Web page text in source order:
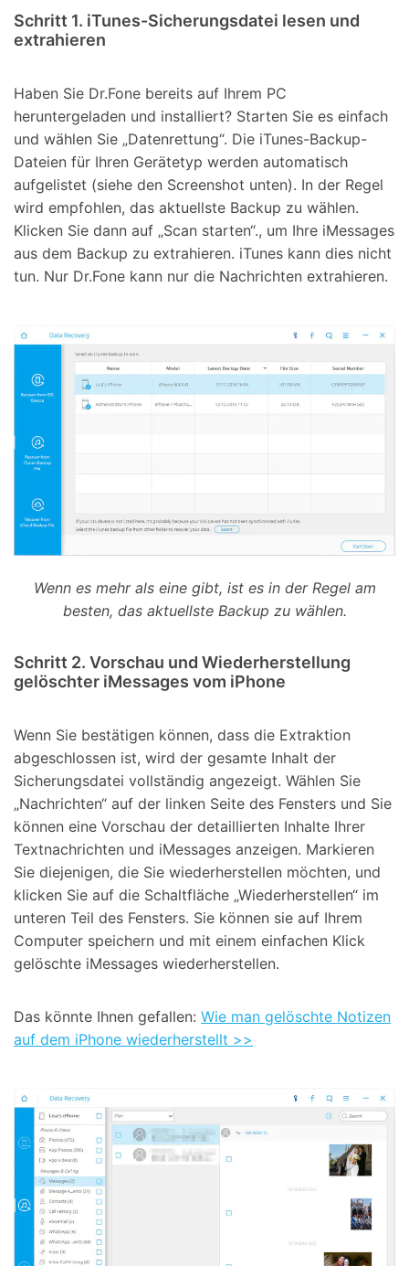
Schritt 1. iTunes-Sicherungsdatei lesen und
extrahieren
Haben Sie Dr.Fone bereits auf Ihrem PC
heruntergeladen und installiert? Starten Sie es einfach
und wählen Sie „Datenrettung“. Die iTunes-Backup-
Dateien für Ihren Gerätetyp werden automatisch
aufgelistet (siehe den Screenshot unten). In der Regel
wird empfohlen, das aktuellste Backup zu wählen.
Klicken Sie dann auf „Scan starten“., um Ihre iMessages
aus dem Backup zu extrahieren. iTunes kann dies nicht
tun. Nur Dr.Fone kann nur die Nachrichten extrahieren.
Wenn es mehr als eine gibt, ist es in der Regel am
besten, das aktuellste Backup zu wählen.
Schritt 2. Vorschau und Wiederherstellung
gelöschter iMessages vom iPhone
Wenn Sie bestätigen können, dass die Extraktion
abgeschlossen ist, wird der gesamte Inhalt der
Sicherungsdatei vollständig angezeigt. Wählen Sie
„Nachrichten“ auf der linken Seite des Fensters und Sie
können eine Vorschau der detaillierten Inhalte Ihrer
Textnachrichten und iMessages anzeigen. Markieren
Sie diejenigen, die Sie wiederherstellen möchten, und
klicken Sie auf die Schaltfläche „Wiederherstellen“ im
unteren Teil des Fensters. Sie können sie auf Ihrem
Computer speichern und mit einem einfachen Klick
gelöschte iMessages wiederherstellen.
Das könnte Ihnen gefallen: Wie man gelöschte Notizen
auf dem iPhone wiederherstellt >>